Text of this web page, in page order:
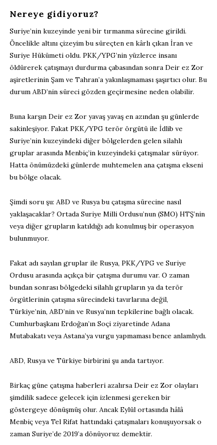
Nereye gidiyoruz?
Suriye’nin kuzeyinde yeni bir tırmanma sürecine girildi.
Öncelikle altını çizeyim bu süreçten en kârlı çıkan İran ve
Suriye Hükümeti oldu. PKK/YPG’nin yüzlerce insanı
öldürerek çatışmayı durdurma çabasından sonra Deir ez Zor
aşiretlerinin Şam ve Tahran’a yakınlaşmaması şaşırtıcı olur. Bu
durum ABD’nin süreci gözden geçirmesine neden olabilir.
Buna karşın Deir ez Zor yavaş yavaş en azından şu günlerde
sakinleşiyor. Fakat PKK/YPG terör örgütü ile İdlib ve
Suriye’nin kuzeyindeki diğer bölgelerden gelen silahlı
gruplar arasında Menbiç’in kuzeyindeki çatışmalar sürüyor.
Hatta önümüzdeki günlerde muhtemelen ana çatışma ekseni
bu bölge olacak.
Şimdi soru şu: ABD ve Rusya bu çatışma sürecine nasıl
yaklaşacaklar? Ortada Suriye Milli Ordusu’nun (SMO) HTŞ’nin
veya diğer grupların katıldığı adı konulmuş bir operasyon
bulunmuyor.
Fakat adı sayılan gruplar ile Rusya, PKK/YPG ve Suriye
Ordusu arasında açıkça bir çatışma durumu var. O zaman
bundan sonrası bölgedeki silahlı grupların ya da terör
örgütlerinin çatışma sürecindeki tavırlarına değil,
Türkiye’nin, ABD’nin ve Rusya’nın tepkilerine bağlı olacak.
Cumhurbaşkanı Erdoğan’ın Soçi ziyaretinde Adana
Mutabakatı veya Astana’ya vurgu yapmaması bence anlamlıydı.
ABD, Rusya ve Türkiye birbirini şu anda tartıyor.
Birkaç güne çatışma haberleri azalırsa Deir ez Zor olayları
şimdilik sadece gelecek için izlenmesi gereken bir
göstergeye dönüşmüş olur. Ancak Eylül ortasında hâlâ
Menbiç veya Tel Rifat hattındaki çatışmaları konuşuyorsak o
zaman Suriye’de 2019’a dönüyoruz demektir.